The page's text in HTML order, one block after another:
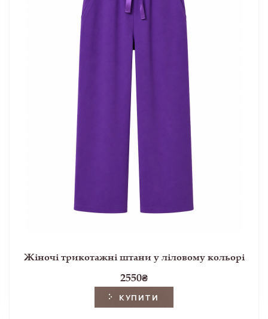
Жіночі трикотажні штани у ліловому кольорі
2550₴
КУПИТИ